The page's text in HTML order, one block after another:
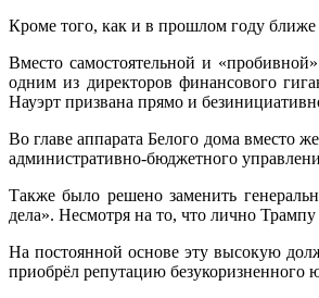
Кроме того, как и в прошлом году
Вместо самостоятельной и
одним из директоров финансового
Науэрт призвана прямо и
Во главе аппарата Белого дома вместо
административно-бюджетного
Также было решено заменить
дела». Несмотря на то, что лично
На постоянной основе эту высокую
приобрёл репутацию безукоризненного